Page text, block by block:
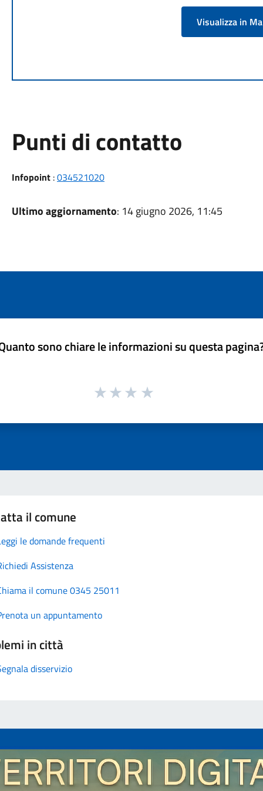
Visualizza in
Punti di contatto
Infopoint:034521020
Ultimo aggiornamento: 14 giugno 2026, 11:45
sono chiare le informazioni su questa
il comune
le domande frequenti
Assistenza
il comune 0345 25011
un appuntamento
in città
disservizio